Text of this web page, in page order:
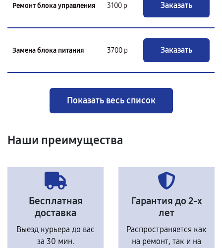
Ремонт блока управления 3100 р Заказать
Замена блока питания 3700 р Заказать
Показать весь список
Наши преимущества
Бесплатная
доставка
Выезд курьера до вас
за 30 мин.
Гарантия до 2-х
лет
Распространяется как
на ремонт, так и на